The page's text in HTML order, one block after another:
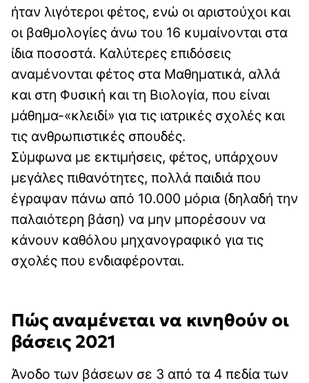
ήταν λιγότεροι φέτος, ενώ οι αριστούχοι και
οι βαθμολογίες άνω του 16 κυμαίνονται στα
ίδια ποσοστά. Καλύτερες επιδόσεις
αναμένονται φέτος στα Μαθηματικά, αλλά
και στη Φυσική και τη Βιολογία, που είναι
μάθημα-«κλειδί» για τις ιατρικές σχολές και
τις ανθρωπιστικές σπουδές.
Σύμφωνα με εκτιμήσεις, φέτος, υπάρχουν
μεγάλες πιθανότητες, πολλά παιδιά που
έγραψαν πάνω από 10.000 μόρια (δηλαδή την
παλαιότερη βάση) να μην μπορέσουν να
κάνουν καθόλου μηχανογραφικό για τις
σχολές που ενδιαφέρονται.
Πώς αναμένεται να κινηθούν οι
βάσεις 2021
Άνοδο των βάσεων σε 3 από τα 4 πεδία των